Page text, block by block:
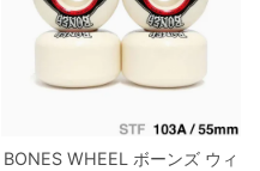
BONES WHEEL ボーンズ ウィ